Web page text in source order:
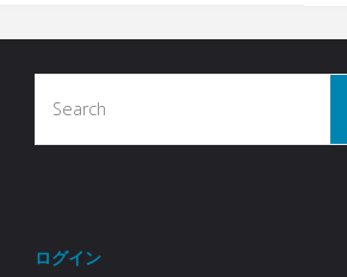
ログイン